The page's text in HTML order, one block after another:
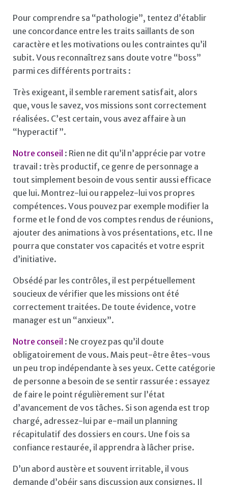
Pour comprendre sa “pathologie”, tentez d’établir
une concordance entre les traits saillants de son
caractère et les motivations ou les contraintes qu’il
subit. Vous reconnaîtrez sans doute votre “boss”
parmi ces différents portraits :
Très exigeant, il semble rarement satisfait, alors
que, vous le savez, vos missions sont correctement
réalisées. C’est certain, vous avez affaire à un
“hyperactif”.
Notre conseil : Rien ne dit qu’il n’apprécie par votre
travail : très productif, ce genre de personnage a
tout simplement besoin de vous sentir aussi efficace
que lui. Montrez-lui ou rappelez-lui vos propres
compétences. Vous pouvez par exemple modifier la
forme et le fond de vos comptes rendus de réunions,
ajouter des animations à vos présentations, etc. Il ne
pourra que constater vos capacités et votre esprit
d’initiative.
Obsédé par les contrôles, il est perpétuellement
soucieux de vérifier que les missions ont été
correctement traitées. De toute évidence, votre
manager est un “anxieux”.
Notre conseil : Ne croyez pas qu’il doute
obligatoirement de vous. Mais peut-être êtes-vous
un peu trop indépendante à ses yeux. Cette catégorie
de personne a besoin de se sentir rassurée : essayez
de faire le point régulièrement sur l’état
d’avancement de vos tâches. Si son agenda est trop
chargé, adressez-lui par e-mail un planning
récapitulatif des dossiers en cours. Une fois sa
confiance restaurée, il apprendra à lâcher prise.
D’un abord austère et souvent irritable, il vous
demande d’obéir sans discussion aux consignes. Il